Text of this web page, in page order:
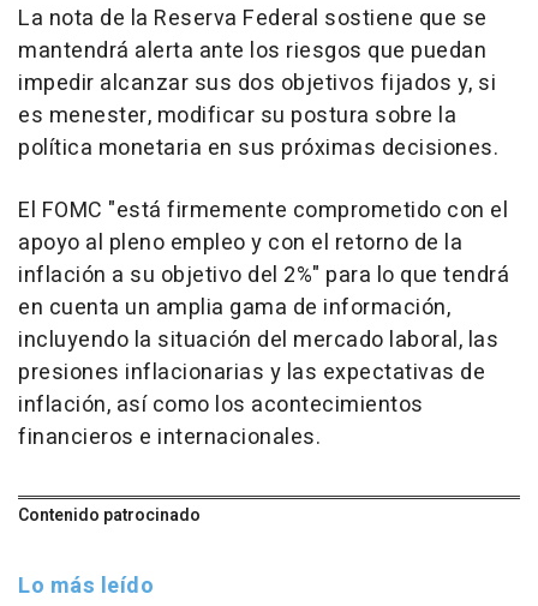
La nota de la Reserva Federal sostiene que se
mantendrá alerta ante los riesgos que puedan
impedir alcanzar sus dos objetivos fijados y, si
es menester, modificar su postura sobre la
política monetaria en sus próximas decisiones.
El FOMC "está firmemente comprometido con el
apoyo al pleno empleo y con el retorno de la
inflación a su objetivo del 2%" para lo que tendrá
en cuenta un amplia gama de información,
incluyendo la situación del mercado laboral, las
presiones inflacionarias y las expectativas de
inflación, así como los acontecimientos
financieros e internacionales.
Contenido patrocinado
Lo más leído